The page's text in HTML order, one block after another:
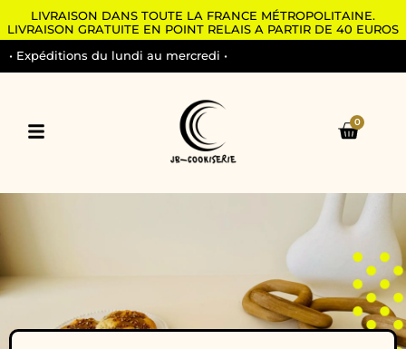
LIVRAISON DANS TOUTE LA FRANCE MÉTROPOLITAINE.
LIVRAISON GRATUITE EN POINT RELAIS A PARTIR DE 40 EUROS
• Expéditions du lundi au mercredi •
0